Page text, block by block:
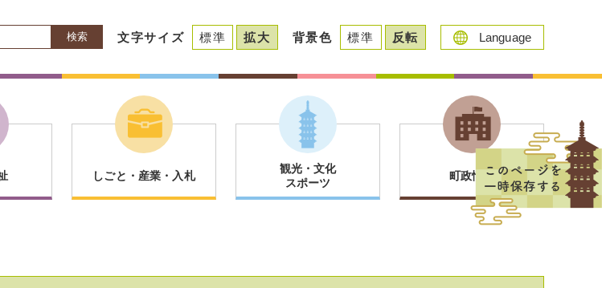
検索 文字サイズ 標準 拡大 背景色 標準 反転 Language
しごと・産業・入札
観光・文化
スポーツ
町政情報